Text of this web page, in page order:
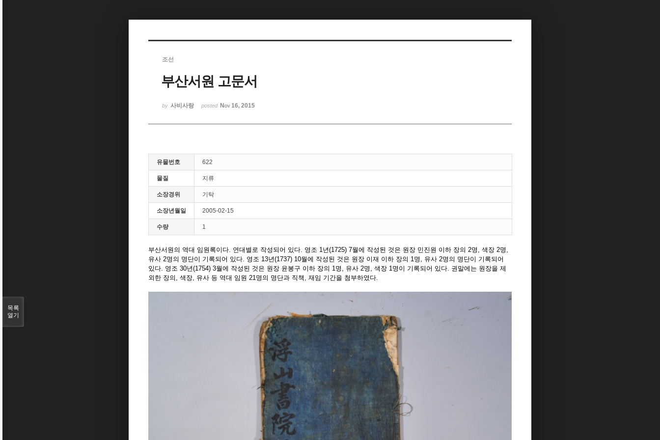
조선
부산서원 고문서
by 사비사랑 posted Nov 16, 2015
유물번호 622
물질 지류
소장경위 기탁
소장년월일 2005-02-15
수량 1
부산서원의 역대 임원록이다. 연대별로 작성되어 있다. 영조 1년(1725) 7월에 작성된 것은 원장 민진원 이하 장의 2명, 색장 2명,
유사 2명의 명단이 기록되어 있다. 영조 13년(1737) 10월에 작성된 것은 원장 이재 이하 장의 1명, 유사 2명의 명단이 기록되어
있다. 영조 30년(1754) 3월에 작성된 것은 원장 윤봉구 이하 장의 1명, 유사 2명, 색장 1명이 기록되어 있다. 권말에는 원장을 제
외한 장의, 색장, 유사 등 역대 임원 21명의 명단과 직책, 재임 기간을 첨부하였다.
목록
열기
Sketchbook5, 스케치북5
Sketchbook5, 스케치북5